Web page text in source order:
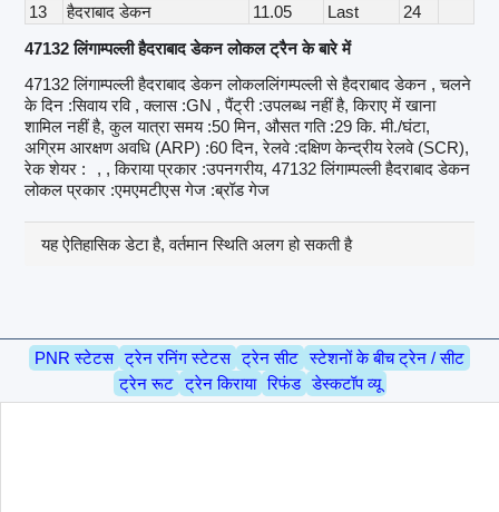
13
हैदराबाद डेकन 11.05 Last
24
47132 लिंगाम्पल्ली हैदराबाद डेकन लोकल ट्रैन के बारे में
47132 लिंगाम्पल्ली हैदराबाद डेकन लोकललिंगम्पल्ली से हैदराबाद डेकन , चलने
के दिन :सिवाय रवि , क्लास :GN , पैंट्री :उपलब्ध नहीं है, किराए में खाना
शामिल नहीं है, कुल यात्रा समय :50 मिन, औसत गति :29 कि. मी./घंटा,
अग्रिम आरक्षण अवधि (ARP) :60 दिन, रेलवे :दक्षिण केन्द्रीय रेलवे (SCR),
रेक शेयर :
, , किराया प्रकार :उपनगरीय, 47132 लिंगाम्पल्ली हैदराबाद डेकन
लोकल प्रकार :एमएमटीएस गेज :ब्रॉड गेज
यह ऐतिहासिक डेटा है, वर्तमान स्थिति अलग हो सकती है
PNR स्टेटस ट्रेन रनिंग स्टेटस ट्रेन सीट स्टेशनों के बीच ट्रेन / सीट
ट्रेन रूट ट्रेन किराया रिफंड डेस्कटॉप व्यू